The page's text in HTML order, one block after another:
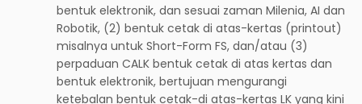
bentuk elektronik, dan sesuai zaman Milenia, AI dan
Robotik, (2) bentuk cetak di atas-kertas (printout)
misalnya untuk Short-Form FS, dan/atau (3)
perpaduan CALK bentuk cetak di atas kertas dan
bentuk elektronik, bertujuan mengurangi
ketebalan bentuk cetak-di atas-kertas LK yang kini